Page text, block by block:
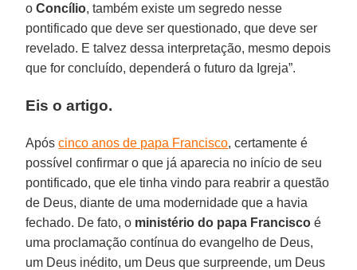
oConcílio, também existe um segredo nesse
pontificado que deve ser questionado, que deve ser
revelado. E talvez dessa interpretação, mesmo depois
que for concluído, dependerá o futuro da Igreja”.
Eis o artigo.
Apóscinco anos de papa Francisco, certamente é
possível confirmar o que já aparecia no início de seu
pontificado, que ele tinha vindo para reabrir a questão
de Deus, diante de uma modernidade que a havia
fechado. De fato, o ministério do papa Francisco é
uma proclamação contínua do evangelho de Deus,
um Deus inédito, um Deus que surpreende, um Deus